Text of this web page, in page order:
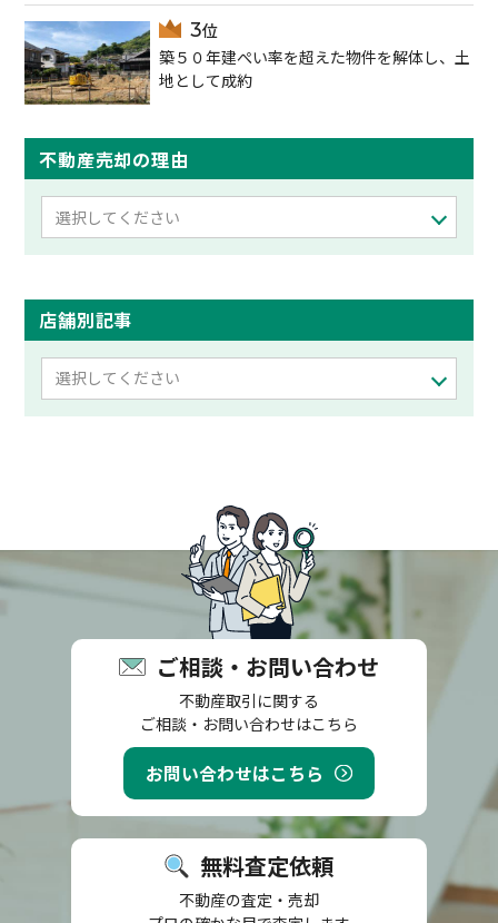
築５０年建ぺい率を超えた物件を解体し、土
地として成約
不動産売却の理由
選択してください
店舗別記事
選択してください
ご相談・お問い合わせ
不動産取引に関する
ご相談・お問い合わせはこちら
お問い合わせはこちら
無料査定依頼
不動産の査定・売却